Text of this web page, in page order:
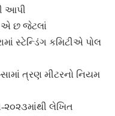
આપી
છ જેટલાં
સ્ટેન્ડિંગ કમિટીએ પોલ
ત્રણ મીટરનો નિયમ
૨૦૨૩માંથી લેખિત